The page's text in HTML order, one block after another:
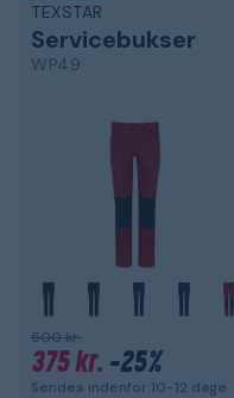
TEXSTAR
Servicebukser
WP49
500 kr.
375 kr. -25%
Sendes indenfor 10-12 dage